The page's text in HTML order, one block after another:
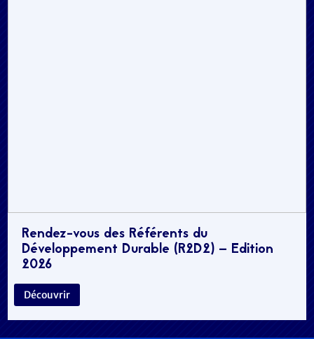
Rendez-vous des Référents du
Développement Durable (R2D2) – Edition
2026
Découvrir